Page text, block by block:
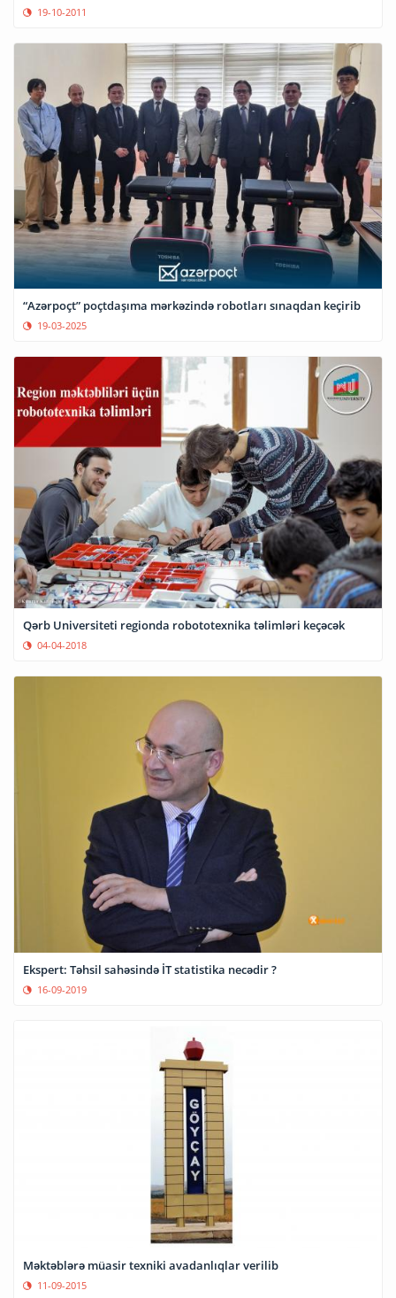
19-10-2011
“Azərpoçt” poçtdaşıma mərkəzində robotları sınaqdan keçirib
19-03-2025
Qərb Universiteti regionda robototexnika təlimləri keçəcək
04-04-2018
Ekspert: Təhsil sahəsində İT statistika necədir ?
16-09-2019
Məktəblərə müasir texniki avadanlıqlar verilib
11-09-2015